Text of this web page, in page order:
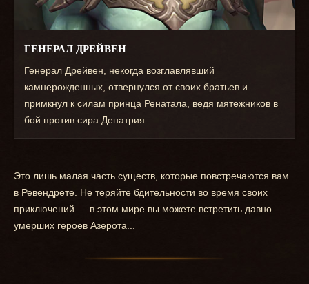
ГЕНЕРАЛ ДРЕЙВЕН
Генерал Дрейвен, некогда возглавлявший
камнерожденных, отвернулся от своих братьев и
примкнул к силам принца Ренатала, ведя мятежников в
бой против сира Денатрия.
Это лишь малая часть существ, которые повстречаются вам
в Ревендрете. Не теряйте бдительности во время своих
приключений — в этом мире вы можете встретить давно
умерших героев Азерота...